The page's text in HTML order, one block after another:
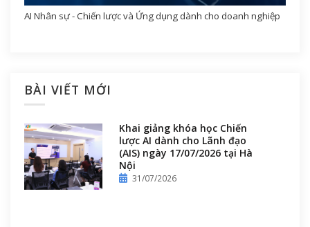
AI Nhân sự - Chiến lược và Ứng dụng dành cho doanh nghiệp
BÀI VIẾT MỚI
Khai giảng khóa học Chiến
lược AI dành cho Lãnh đạo
(AIS) ngày 17/07/2026 tại Hà
Nội
31/07/2026